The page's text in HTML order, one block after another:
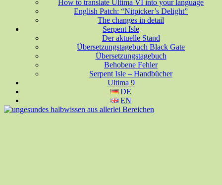
How to translate Ultima VI into your language
English Patch: “Nitpicker’s Delight”
The changes in detail
Serpent Isle
Der aktuelle Stand
Übersetzungstagebuch Black Gate
Übersetzungstagebuch
Behobene Fehler
Serpent Isle – Handbücher
Ultima 9
DE
EN